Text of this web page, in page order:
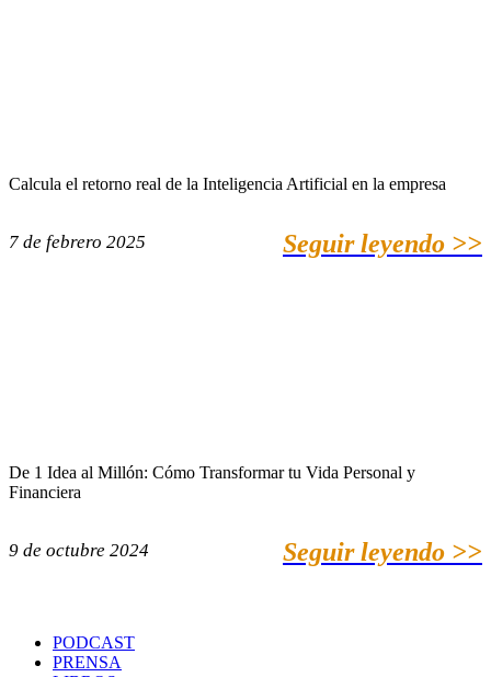
Calcula el retorno real de la Inteligencia Artificial en la empresa
7 de febrero 2025 Seguir leyendo >>
De 1 Idea al Millón: Cómo Transformar tu Vida Personal y
Financiera
9 de octubre 2024 Seguir leyendo >>
PODCAST
PRENSA